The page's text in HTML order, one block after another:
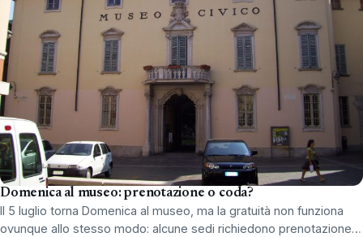
Domenica al museo: prenotazione o coda?
Il 5 luglio torna Domenica al museo, ma la gratuità non funziona
ovunque allo stesso modo: alcune sedi richiedono prenotazione…